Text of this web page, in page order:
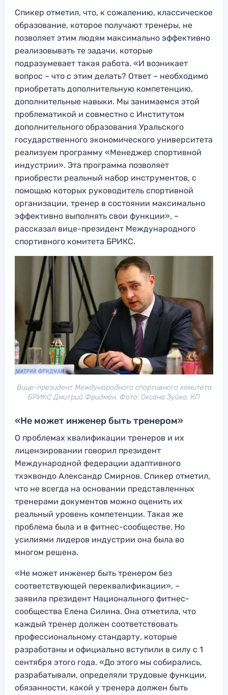
Спикер отметил, что, к сожалению, классическое
образование, которое получают тренеры, не
позволяет этим людям максимально эффективно
реализовывать те задачи, которые
подразумевает такая работа. «И возникает
вопрос – что с этим делать? Ответ – необходимо
приобретать дополнительную компетенцию,
дополнительные навыки. Мы занимаемся этой
проблематикой и совместно с Институтом
дополнительного образования Уральского
государственного экономического университета
реализуем программу «Менеджер спортивной
индустрии». Эта программа позволяет
приобрести реальный набор инструментов, с
помощью которых руководитель спортивной
организации, тренер в состоянии максимально
эффективно выполнять свои функции», –
рассказал вице-президент Международного
спортивного комитета БРИКС.
Вице-президент Международного спортивного комитета
БРИКС Дмитрий Фридман. Фото: Оксана Зуйко, КП
«Не может инженер быть тренером»
О проблемах квалификации тренеров и их
лицензировании говорил президент
Международной федерации адаптивного
тхэквондо Александр Смирнов. Спикер отметил,
что не всегда на основании представленных
тренерами документов можно оценить их
реальный уровень компетенции. Такая же
проблема была и в фитнес-сообществе. Но
усилиями лидеров индустрии она была во
многом решена.
«Не может инженер быть тренером без
соответствующей переквалификации», –
заявила президент Национального фитнес-
сообщества Елена Силина. Она отметила, что
каждый тренер должен соответствовать
профессиональному стандарту, которые
разработаны и официально вступили в силу с 1
сентября этого года. «До этого мы собирались,
разрабатывали, определяли трудовые функции,
обязанности, какой у тренера должен быть